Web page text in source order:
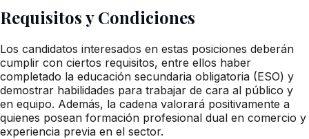
Requisitos y Condiciones
Los candidatos interesados en estas posiciones deberán
cumplir con ciertos requisitos, entre ellos haber
completado la educación secundaria obligatoria (ESO) y
demostrar habilidades para trabajar de cara al público y
en equipo. Además, la cadena valorará positivamente a
quienes posean formación profesional dual en comercio y
experiencia previa en el sector.